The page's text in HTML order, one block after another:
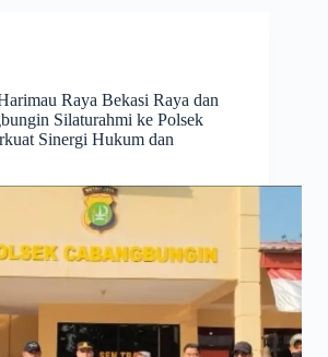
Raya Bekasi Raya dan
Silaturahmi ke Polsek
Sinergi Hukum dan